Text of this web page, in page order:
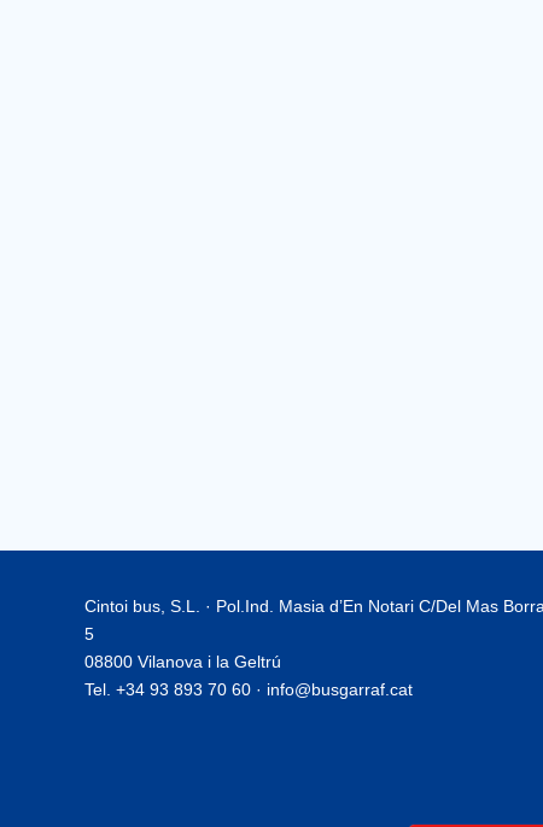
Cintoi bus, S.L. · Pol.Ind. Masia d’En Notari C/Del Mas
5
08800 Vilanova i la Geltrú
Tel. +34 93 893 70 60 · info@busgarraf.cat